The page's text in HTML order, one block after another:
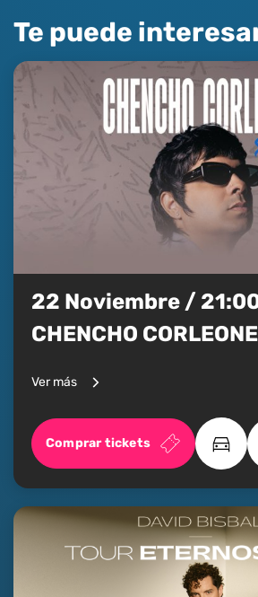
Te puede
22 Noviembre /
CHENCHO CORLEONE
Ver más
Comprar tickets